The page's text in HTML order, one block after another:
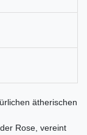
ätherischen
Rose, vereint